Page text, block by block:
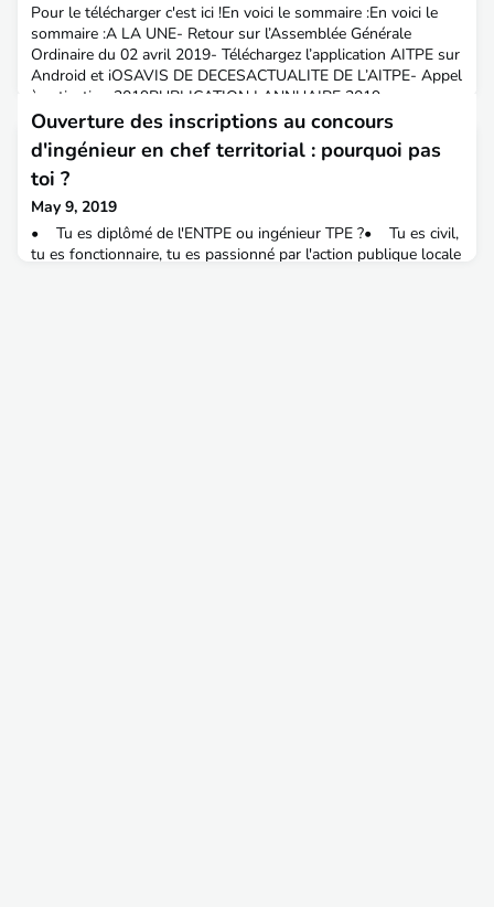
Pour le télécharger c'est ici !En voici le sommaire :En voici le
sommaire :A LA UNE- Retour sur l’Assemblée Générale
Ordinaire du 02 avril 2019- Téléchargez l’application AITPE sur
Android et iOSAVIS DE DECESACTUALITE DE L’AITPE- Appel
à cotisation 2019PUBLICATION | ANNUAIRE 2019-
Préparation de l’annuaire papier AITPE- Appel à contribution |
revue Aménagement & TerritoiresRESEAU INTERALUMNI-
PARI
Ouverture des inscriptions au concours
d'ingénieur en chef territorial : pourquoi pas
toi ?
May 9, 2019
• Tu es diplômé de l'ENTPE ou ingénieur TPE ?• Tu es civil,
tu es fonctionnaire, tu es passionné par l'action publique locale